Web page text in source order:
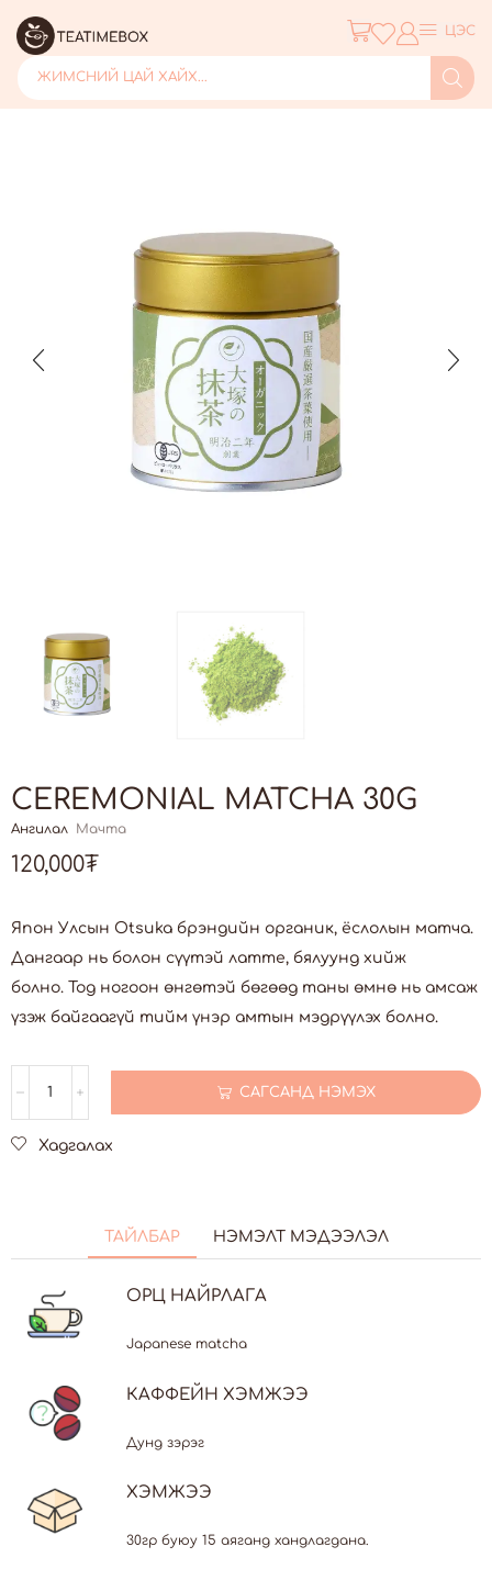
ЖИМСНИЙ ЦАЙ ХАЙХ...
ЦЭС
CEREMONIAL MATCHA 30G
Ангилал Мачта
120,000₮
Япон Улсын Otsuka брэндийн органик, ёслолын матча.
Дангаар нь болон сүүтэй латте, бялуунд хийж
болно. Тод ногоон өнгөтэй бөгөөд таны өмнө нь амсаж
үзэж байгаагүй тийм үнэр амтын мэдрүүлэх болно.
САГСАНД НЭМЭХ
Хадгалах
ТАЙЛБАР НЭМЭЛТ МЭДЭЭЛЭЛ
ОРЦ НАЙРЛАГА
Japanese matcha
КАФФЕЙН ХЭМЖЭЭ
Дунд зэрэг
ХЭМЖЭЭ
30гр буюу 15 аяганд хандлагдана.